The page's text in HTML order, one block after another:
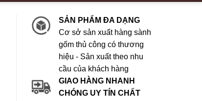
SẢN PHẨM ĐA DẠNG
Cơ sở sản xuất hàng sành
gốm thủ công có thương
hiệu - Sản xuất theo nhu
cầu của khách hàng
GIAO HÀNG NHANH
CHÓNG UY TÍN CHẤT